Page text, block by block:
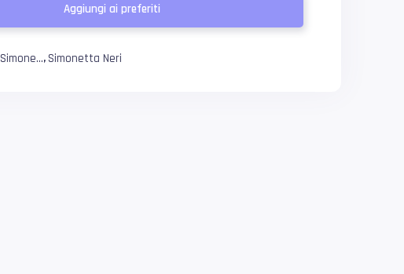
Aggiungi ai preferiti
Simone..., Simonetta Neri